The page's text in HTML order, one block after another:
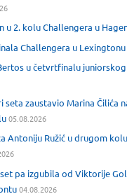
u 2. kolu Challengera u
Challengera u Lexingtonu
u četvrtfinalu
seta zaustavio Marina Čilića
05.08.2026
Antoniju Ružić u drugom
pa izgubila od Viktorije
04.08.2026